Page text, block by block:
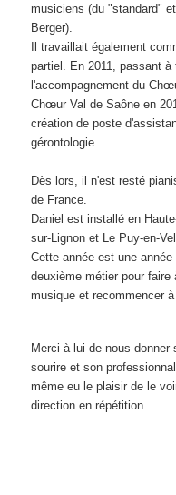
musiciens (du "standard"
Berger).
Il travaillait également
partiel. En 2011, passant
l'accompagnement du
Chœur Val de Saône en
création de poste
gérontologie.
Dès lors, il n'est resté
de France.
Daniel est installé en
sur-Lignon et Le Puy-en-
Cette année est une
deuxième métier pour faire
musique et recommencer
Merci à lui de nous donner
sourire et son
même eu le plaisir de le
direction en répétition